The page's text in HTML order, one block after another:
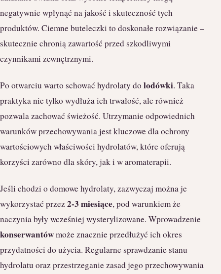
negatywnie wpłynąć na jakość i skuteczność tych
produktów. Ciemne buteleczki to doskonałe rozwiązanie –
skutecznie chronią zawartość przed szkodliwymi
czynnikami zewnętrznymi.
Po otwarciu warto schować hydrolaty do lodówki. Taka
praktyka nie tylko wydłuża ich trwałość, ale również
pozwala zachować świeżość. Utrzymanie odpowiednich
warunków przechowywania jest kluczowe dla ochrony
wartościowych właściwości hydrolatów, które oferują
korzyści zarówno dla skóry, jak i w aromaterapii.
Jeśli chodzi o domowe hydrolaty, zazwyczaj można je
wykorzystać przez2-3 miesiące, pod warunkiem że
naczynia były wcześniej wysterylizowane. Wprowadzenie
konserwantówmoże znacznie przedłużyć ich okres
przydatności do użycia. Regularne sprawdzanie stanu
hydrolatu oraz przestrzeganie zasad jego przechowywania